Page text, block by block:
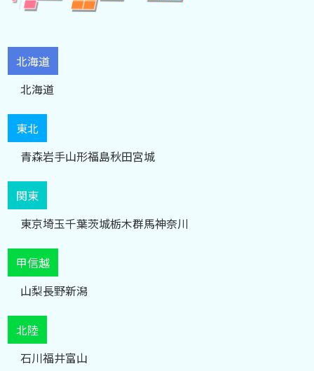
北海道
北海道
東北
青森岩手山形福島秋田宮城
関東
東京埼玉千葉茨城栃木群馬神奈川
甲信越
山梨長野新潟
北陸
石川福井富山